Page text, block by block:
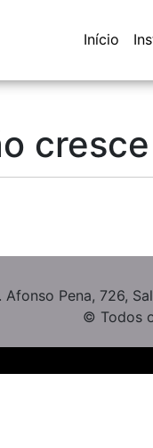
Início
Afonso Pena, 726,
© Todos